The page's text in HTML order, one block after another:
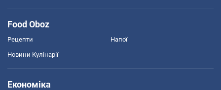
Food Oboz
Рецепти Напої
Новини Кулінарії
Економіка